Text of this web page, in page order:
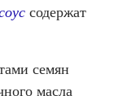
содержат
семян
масла